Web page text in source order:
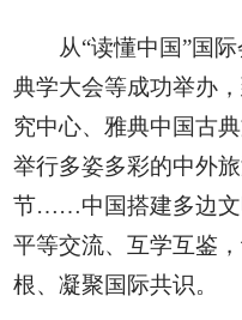
从“读懂中国”国
典学大会等成功举办
究中心、雅典中国古
举行多姿多彩的中外
节……中国搭建多边文
平等交流、互学互鉴
根、凝聚国际共识。